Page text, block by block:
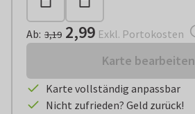
Ab: 3,19 2,99 Exkl. Portokosten
Karte bearbeiten
Karte vollständig anpassbar
Nicht zufrieden? Geld zurück!